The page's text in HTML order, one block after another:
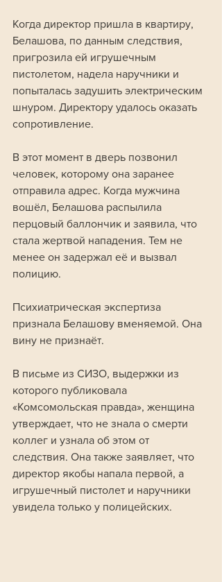
Когда директор пришла в квартиру,
Белашова, по данным следствия,
пригрозила ей игрушечным
пистолетом, надела наручники и
попыталась задушить электрическим
шнуром. Директору удалось оказать
сопротивление.
В этот момент в дверь позвонил
человек, которому она заранее
отправила адрес. Когда мужчина
вошёл, Белашова распылила
перцовый баллончик и заявила, что
стала жертвой нападения. Тем не
менее он задержал её и вызвал
полицию.
Психиатрическая экспертиза
признала Белашову вменяемой. Она
вину не признаёт.
В письме из СИЗО, выдержки из
которого публиковала
«Комсомольская правда», женщина
утверждает, что не знала о смерти
коллег и узнала об этом от
следствия. Она также заявляет, что
директор якобы напала первой, а
игрушечный пистолет и наручники
увидела только у полицейских.